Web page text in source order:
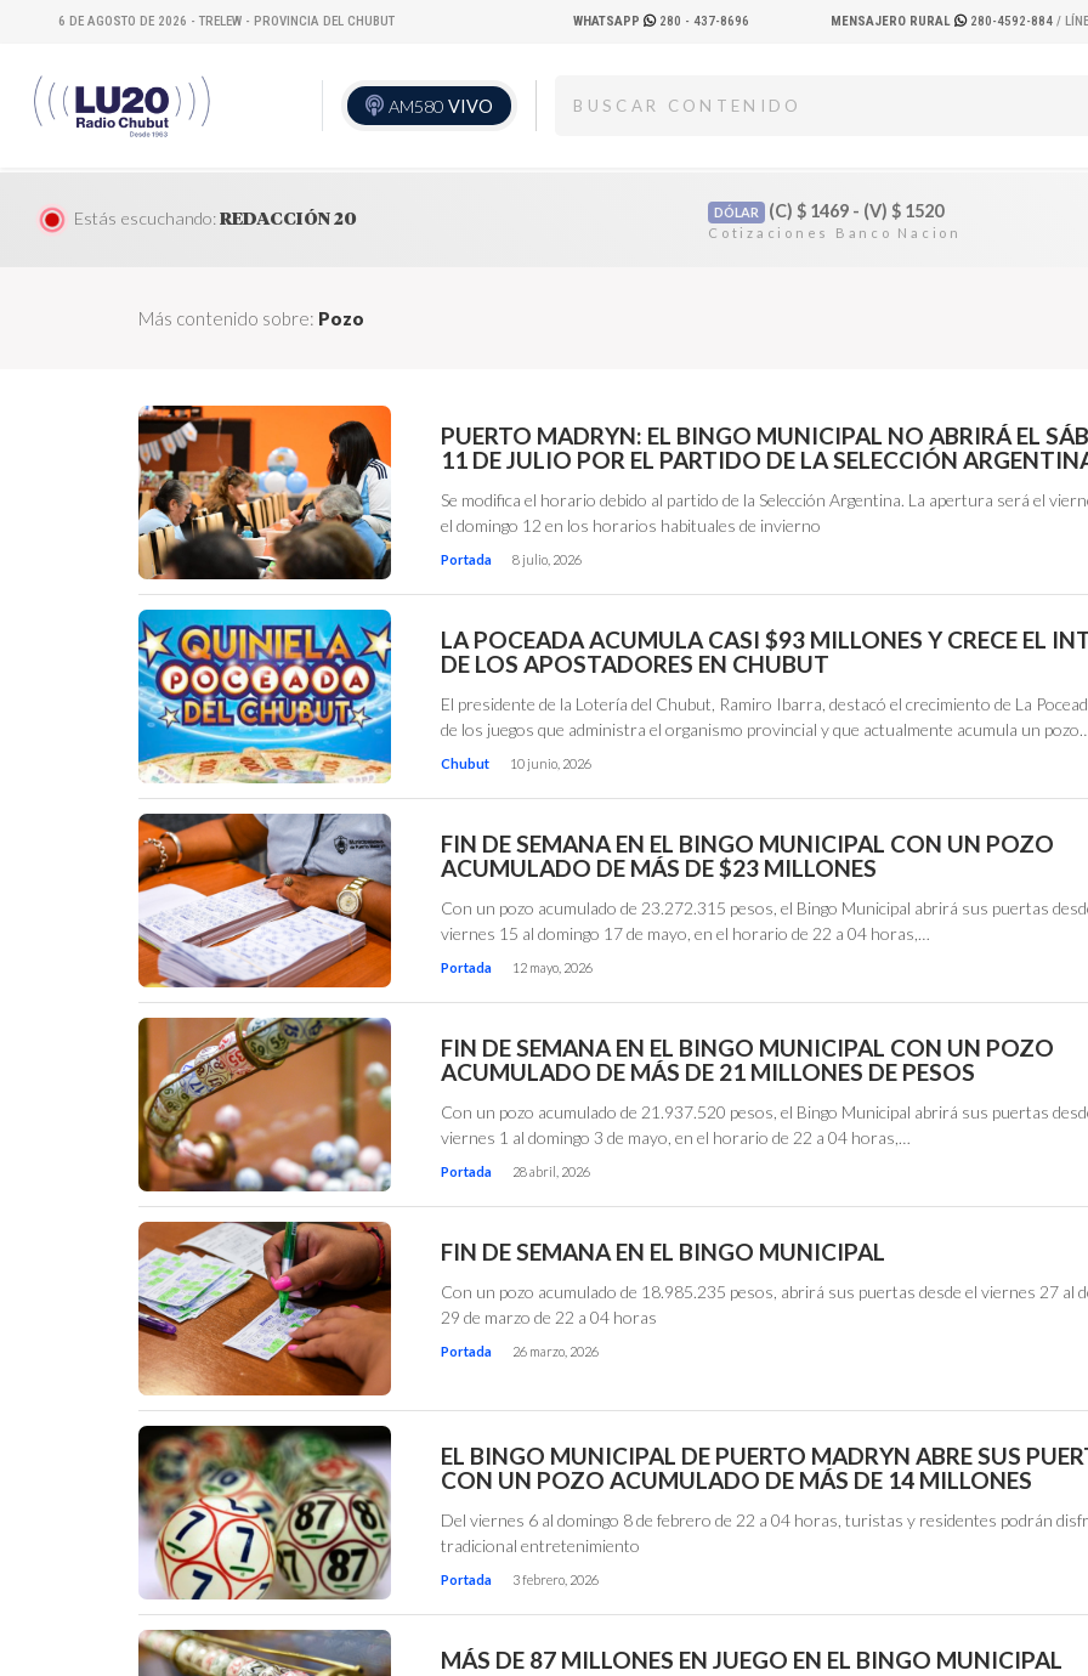
6 DE AGOSTO DE 2026 - TRELEW - PROVINCIA DEL CHUBUT WHATSAPP 280 - 437-8696 MENSAJERO RURAL 280-4592-884 /
AM580 VIVO
Estás escuchando:REDACCIÓN 20 DÓLAR (C) $1469 - (V) $1520
Más contenido sobre: Pozo
PUERTO MADRYN: EL BINGO MUNICIPAL NO ABRIRÁ EL
11 DE JULIO POR EL PARTIDO DE LA SELECCIÓN
Se modifica el horario debido al partido de la Selección Argentina. La apertura será el
el domingo 12 en los horarios habituales de invierno
Portada 8 julio, 2026
LA POCEADA ACUMULA CASI $93 MILLONES Y CRECE EL
DE LOS APOSTADORES EN CHUBUT
El presidente de la Lotería del Chubut, Ramiro Ibarra, destacó el crecimiento de La
de los juegos que administra el organismo provincial y que actualmente acumula un
Chubut 10 junio, 2026
FIN DE SEMANA EN EL BINGO MUNICIPAL CON UN POZO
ACUMULADO DE MÁS DE $23 MILLONES
Con un pozo acumulado de 23.272.315 pesos, el Bingo Municipal abrirá sus puertas
viernes 15 al domingo 17 de mayo, en el horario de 22 a 04 horas,…
Portada 12 mayo, 2026
FIN DE SEMANA EN EL BINGO MUNICIPAL CON UN POZO
ACUMULADO DE MÁS DE 21 MILLONES DE PESOS
Con un pozo acumulado de 21.937.520 pesos, el Bingo Municipal abrirá sus puertas
viernes 1 al domingo 3 de mayo, en el horario de 22 a 04 horas,…
Portada 28 abril, 2026
FIN DE SEMANA EN EL BINGO MUNICIPAL
Con un pozo acumulado de 18.985.235 pesos, abrirá sus puertas desde el viernes 27 al
29 de marzo de 22 a 04 horas
Portada 26 marzo, 2026
EL BINGO MUNICIPAL DE PUERTO MADRYN ABRE SUS
CON UN POZO ACUMULADO DE MÁS DE 14 MILLONES
Del viernes 6 al domingo 8 de febrero de 22 a 04 horas, turistas y residentes podrán
tradicional entretenimiento
Portada 3 febrero, 2026
MÁS DE 87 MILLONES EN JUEGO EN EL BINGO MUNICIPAL